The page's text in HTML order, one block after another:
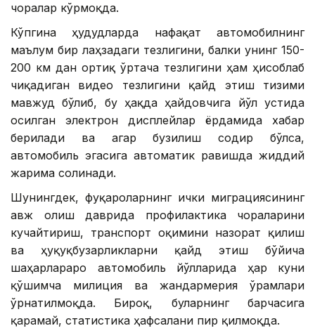
чоралар кўрмоқда.
Кўпгина ҳудудларда нафақат автомобилнинг
маълум бир лаҳзадаги тезлигини, балки унинг 150-
200 км дан ортиқ ўртача тезлигини ҳам ҳисоблаб
чиқадиган видео тезлигини қайд этиш тизими
мавжуд бўлиб, бу ҳақда ҳайдовчига йўл устида
осилган электрон дисплейлар ёрдамида хабар
берилади ва агар бузилиш содир бўлса,
автомобиль эгасига автоматик равишда жиддий
жарима солинади.
Шунингдек, фуқароларнинг ички миграциясининг
авж олиш даврида профилактика чораларини
кучайтириш, транспорт оқимини назорат қилиш
ва ҳуқуқбузарликларни қайд этиш бўйича
шаҳарлараро автомобиль йўлларида ҳар куни
қўшимча милиция ва жандармерия ўрамлари
ўрнатилмоқда. Бироқ, буларнинг барчасига
қарамай, статистика ҳафсалани пир қилмоқда.